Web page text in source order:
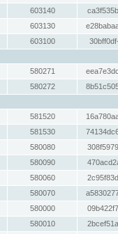
603140
603130
603100
580271
580272
581520
581530
580080
580090
580060
580070
580000
580010